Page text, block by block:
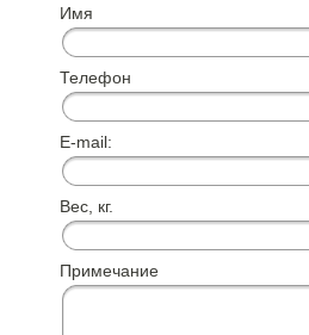
Имя
Телефон
E-mail:
Вес, кг.
Примечание